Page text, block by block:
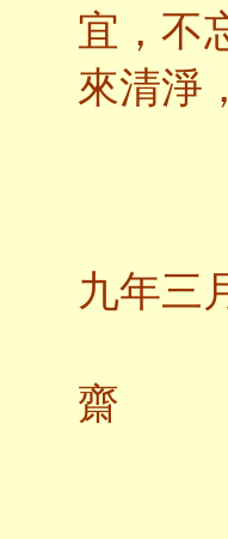
宜，不
來清淨
九年三
齋